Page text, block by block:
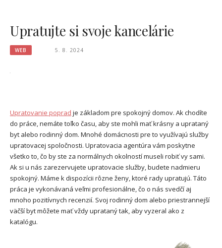
Upratujte si svoje kancelárie
WEB 5. 8. 2024
Upratovanie poprad je základom pre spokojný domov. Ak chodíte
do práce, nemáte toľko času, aby ste mohli mať krásny a uprataný
byt alebo rodinný dom. Mnohé domácnosti pre to využívajú služby
upratovacej spoločnosti. Upratovacia agentúra vám poskytne
všetko to, čo by ste za normálnych okolností museli robiť vy sami.
Ak si u nás zarezervujete upratovacie služby, budete nadmieru
spokojný. Máme k dispozícii rôzne ženy, ktoré rady upratujú. Táto
práca je vykonávaná veľmi profesionálne, čo o nás svedčí aj
mnoho pozitívnych recenzií. Svoj rodinný dom alebo priestrannejší
väčší byt môžete mať vždy uprataný tak, aby vyzeral ako z
katalógu.